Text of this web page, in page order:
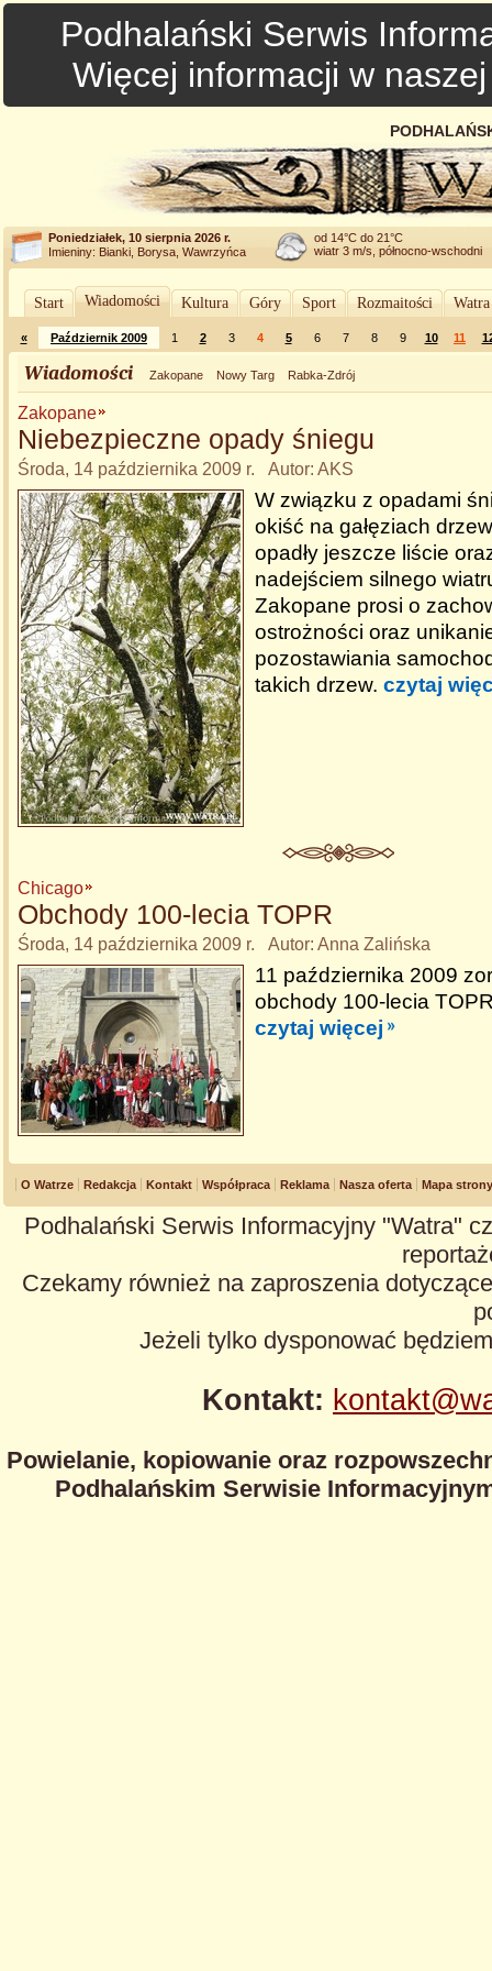
Podhalański Serwis
Więcej informacji w
Poniedziałek, 10 sierpnia 2026 r.
Imieniny: Bianki, Borysa, Wawrzyńca
od 14°C do 21°C
wiatr 3 m/s, północno-wschodni
Start Wiadomości Kultura Góry Sport Rozmaitości
« Październik 2009 1 2 3 4 5 6 7 8 9 10 11
Wiadomości Zakopane Nowy Targ Rabka-Zdrój
Zakopane
Niebezpieczne opady śniegu
Środa, 14 października 2009 r. Autor: AKS
W związku z opadami
okiść na gałęziach
opadły jeszcze liście
nadejściem silnego
Zakopane prosi o
ostrożności oraz
pozostawiania
takich drzew. czytaj
Chicago
Obchody 100-lecia TOPR
Środa, 14 października 2009 r. Autor: Anna Zalińska
11 października 2009
obchody 100-lecia
czytaj więcej
O Watrze Redakcja Kontakt Współpraca Reklama Nasza oferta Mapa strony
Podhalański Serwis Informacyjny "Watra"
Czekamy również na zaproszenia
Jeżeli tylko dysponować
Kontakt:
Powielanie, kopiowanie oraz
Podhalańskim Serwisie